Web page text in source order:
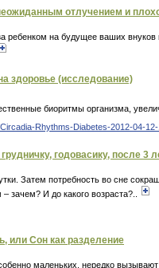
отлучением и
ребенком на будущее ваших
здоровье (исследование)
биоритмы организма,
Rhythms-Diabetes-2012-04-
годовасику, после 3
Затем потребность во сне
зачем? И до какого возраста?..
или Сон как разделение
маленьких, нередко